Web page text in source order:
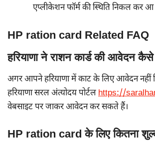
एप्लीकेशन फॉर्म की स्थिति निकल कर आ
HP ration card Related FAQ
हरियाणा ने राशन कार्ड की आवेदन
अगर आपने हरियाणा में काट के लिए आवेदन
हरियाणा सरल अंत्योदय पोर्टलhttps://
वेबसाइट पर जाकर आवेदन कर सकते हैं।
HP ration card के लिए कितना